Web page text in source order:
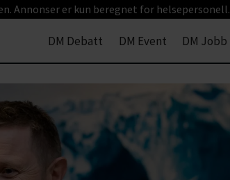
Annonser er kun beregnet for helsepersonell.
DM Debatt DM Event DM Jobb